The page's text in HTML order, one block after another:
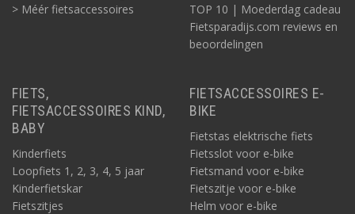
> Méér fietsaccessoires
TOP 10 | Moederdag cadeau
Fietsparadijs.com reviews en
beoordelingen
FIETS,
FIETSACCESSOIRES KIND,
BABY
Kinderfiets
Loopfiets 1, 2, 3, 4, 5 jaar
Kinderfietskar
Fietszitjes
FIETSACCESSOIRES E-
BIKE
Fietstas elektrische fiets
Fietsslot voor e-bike
Fietsmand voor e-bike
Fietszitje voor e-bike
Helm voor e-bike